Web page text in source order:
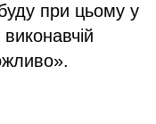
при цьому у